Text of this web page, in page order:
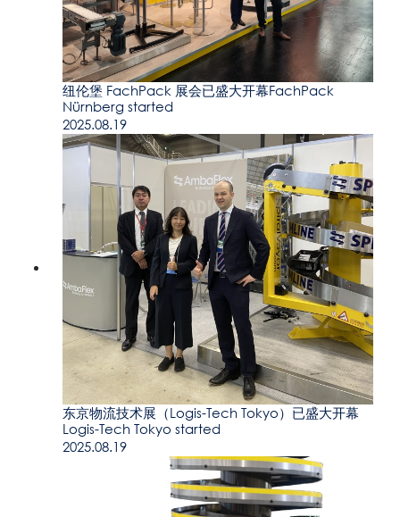
纽伦堡 FachPack 展会已盛大开幕FachPack
Nürnberg started
2025.08.19
东京物流技术展（Logis-Tech Tokyo）已盛大开幕
Logis-Tech Tokyo started
2025.08.19